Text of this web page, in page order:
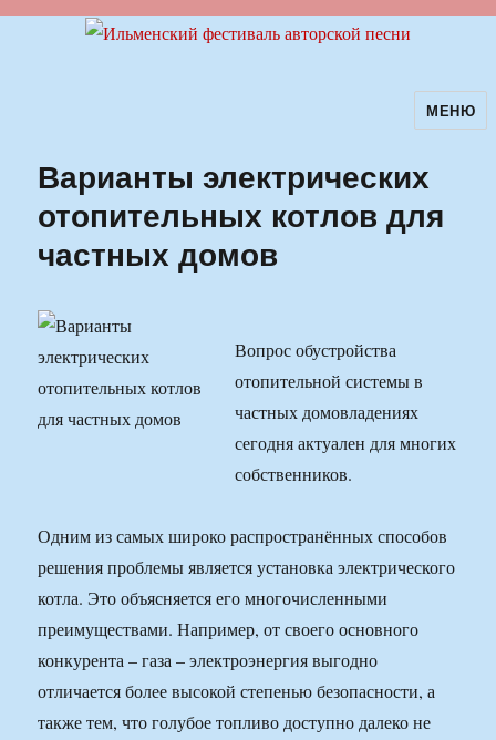
Ильменский фестиваль авторскойМЕНЮ
Варианты электрических
отопительных котлов для
частных домов
Вопрос обустройства
отопительной системы в
частных домовладениях
сегодня актуален для многих
собственников.
Одним из самых широко распространённых способов
решения проблемы является установка электрического
котла. Это объясняется его многочисленными
преимуществами. Например, от своего основного
конкурента – газа – электроэнергия выгодно
отличается более высокой степенью безопасности, а
также тем, что голубое топливо доступно далеко не